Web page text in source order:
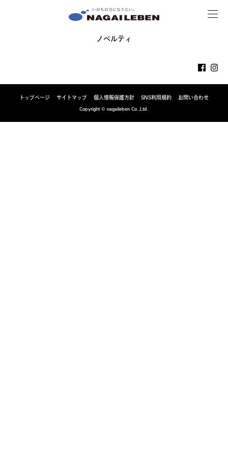
MENU
ノベルティ
トップページ サイトマップ 個人情報保護方針 SNS利用規約
お問い合わせ
Copyright © nagaileben Co.,Ltd.